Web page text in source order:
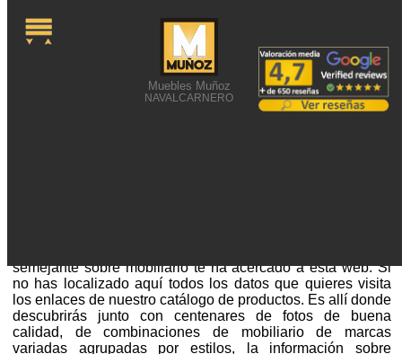
Muebles Muñoz
NAVALCARNERO
semejante sobre mobiliario te ha acercado a esta web. Si
no has localizado aquí todos los datos que quieres visita
los enlaces de nuestro catálogo de productos. Es allí donde
descubrirás junto con centenares de fotos de buena
calidad, de combinaciones de mobiliario de marcas
variadas agrupadas por estilos, la información sobre